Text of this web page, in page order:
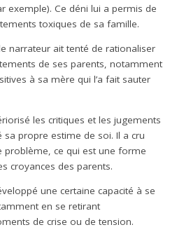
exemple). Ce déni lui a permis de
toxiques de sa famille.
narrateur ait tenté de rationaliser
de ses parents, notamment
à sa mère qui l’a fait sauter
les critiques et les jugements
sa propre estime de soi. Il a cru
problème, ce qui est une forme
croyances des parents.
une certaine capacité à se
en se retirant
de crise ou de tension.